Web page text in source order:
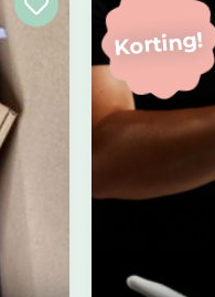
Korting!